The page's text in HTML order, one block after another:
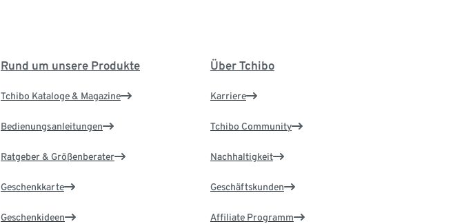
Rund um unsere Produkte
Tchibo Kataloge & Magazine
Bedienungsanleitungen
Ratgeber & Größenberater
Geschenkkarte
Geschenkideen
Über Tchibo
Karriere
Tchibo Community
Nachhaltigkeit
Geschäftskunden
Affiliate Programm